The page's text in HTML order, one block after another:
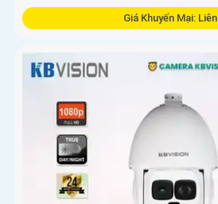
Giá Khuyến Mại:
Camera Speed Dome Kbvision IP KX-
cảm biến Sony STARVIS CMOS, xử lý
Hỗ trợ chất lượng hình ảnh sắc nét,
tích hợp công nghệ H